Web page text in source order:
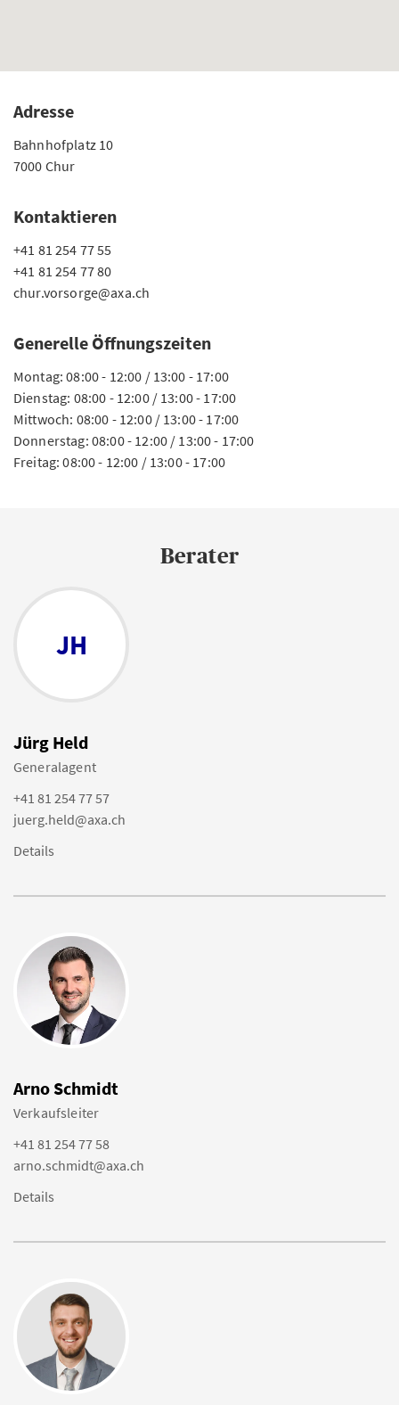
Adresse
Bahnhofplatz 10
7000 Chur
Kontaktieren
+41 81 254 77 55
+41 81 254 77 80
chur.vorsorge@axa.ch
Generelle Öffnungszeiten
Montag: 08:00 - 12:00 / 13:00 - 17:00
Dienstag: 08:00 - 12:00 / 13:00 - 17:00
Mittwoch: 08:00 - 12:00 / 13:00 - 17:00
Donnerstag: 08:00 - 12:00 / 13:00 - 17:00
Freitag: 08:00 - 12:00 / 13:00 - 17:00
Berater
JH
Jürg Held
Generalagent
+41 81 254 77 57
juerg.held@axa.ch
Details
Arno Schmidt
Verkaufsleiter
+41 81 254 77 58
arno.schmidt@axa.ch
Details